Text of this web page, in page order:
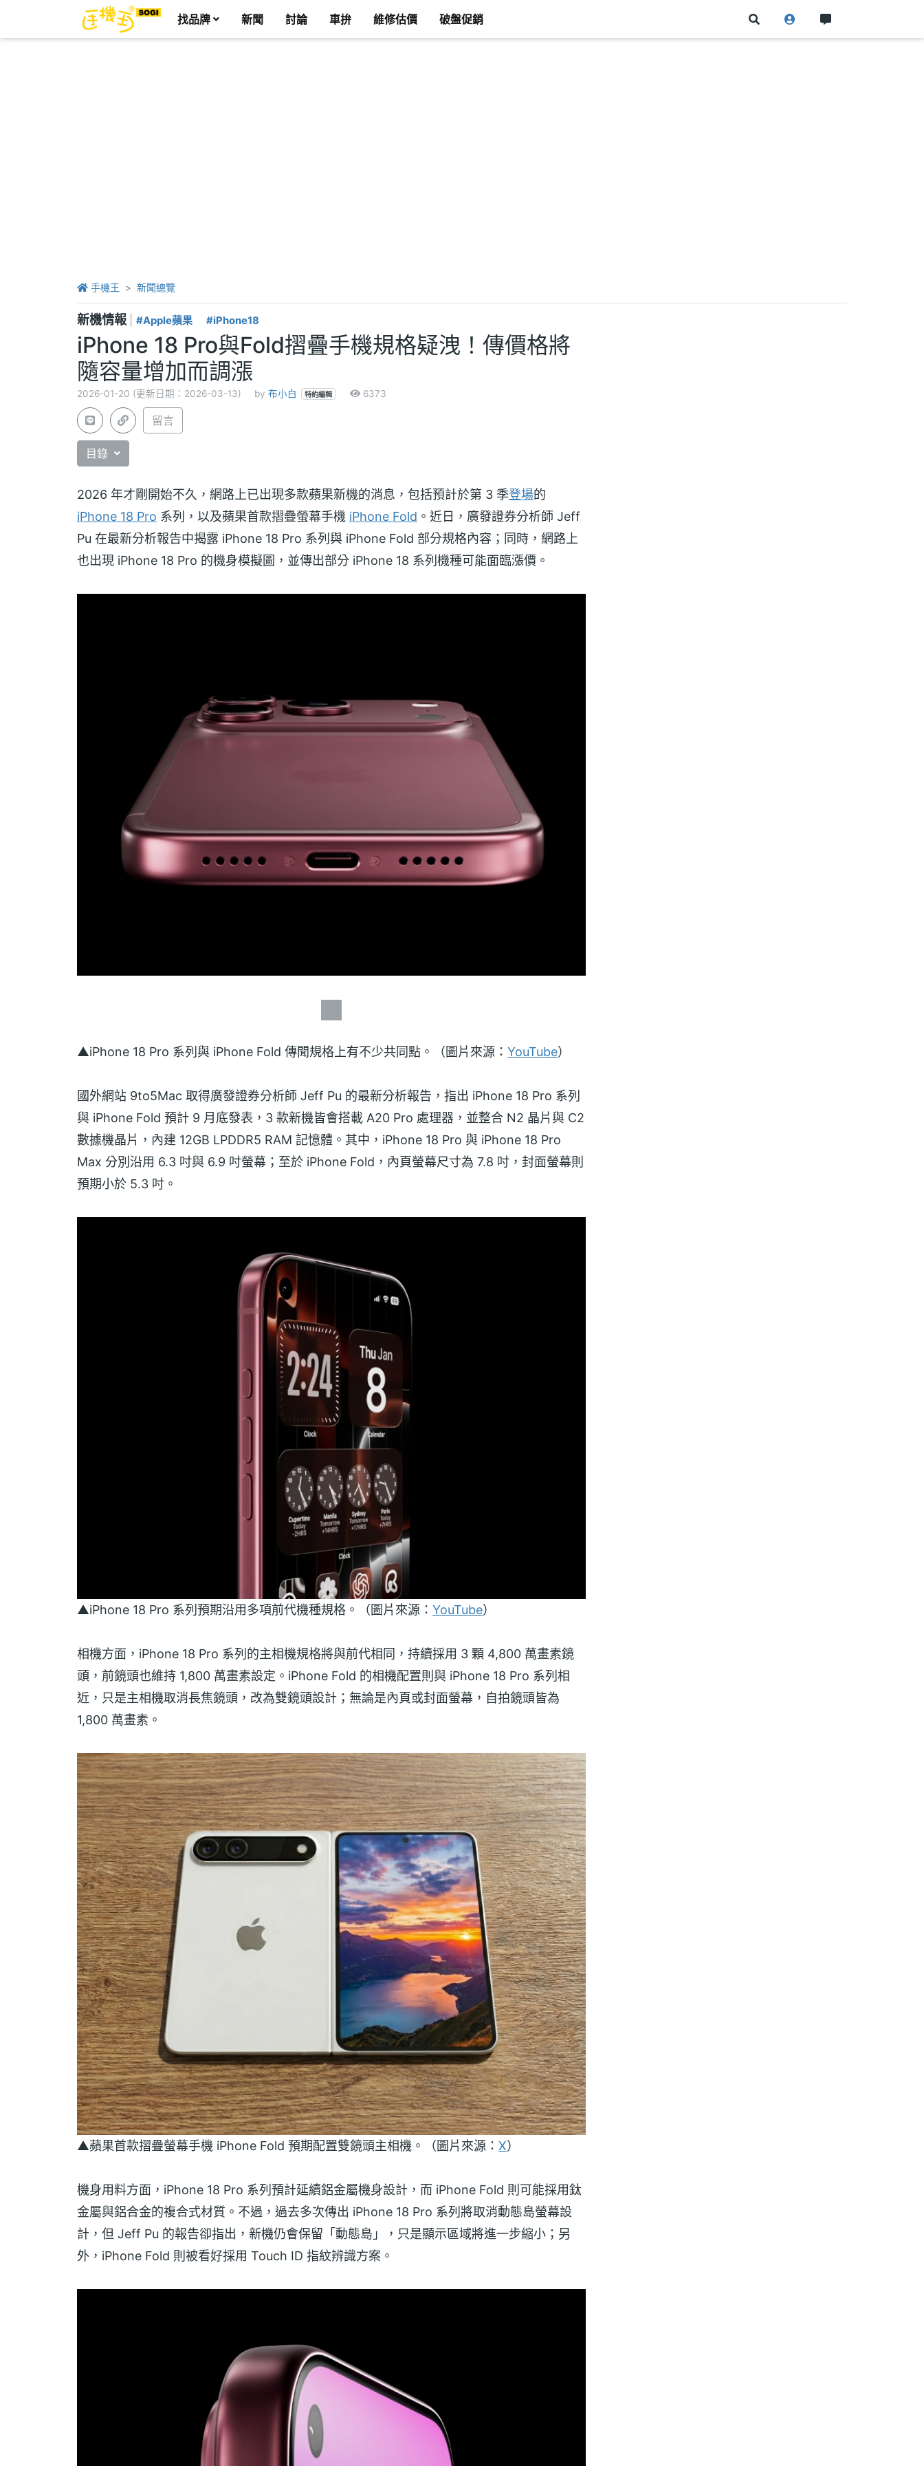
找品牌 新聞 討論 車拚 維修估價 破盤促銷
手機王 新聞總覽
新機情報 #Apple蘋果 #iPhone18
iPhone 18 Pro與Fold摺疊手機規格疑洩！傳價格將
隨容量增加而調漲
2026-01-20 (更新日期：2026-03-13) by 布小白 特約編輯 6373
留言
目錄
2026 年才剛開始不久，網路上已出現多款蘋果新機的消息，包括預計於第 3 季登場的
iPhone 18 Pro 系列，以及蘋果首款摺疊螢幕手機 iPhone Fold 。近日，廣發證券分析師 Jeff
Pu 在最新分析報告中揭露 iPhone 18 Pro 系列與 iPhone Fold 部分規格內容；同時，網路上
也出現 iPhone 18 Pro 的機身模擬圖，並傳出部分 iPhone 18 系列機種可能面臨漲價。
▲iPhone 18 Pro 系列與 iPhone Fold 傳聞規格上有不少共同點。（圖片來源： YouTube）
國外網站 9to5Mac 取得廣發證券分析師 Jeff Pu 的最新分析報告，指出 iPhone 18 Pro 系列
與 iPhone Fold 預計 9 月底發表，3 款新機皆會搭載 A20 Pro 處理器，並整合 N2 晶片與 C2
數據機晶片，內建 12GB LPDDR5 RAM 記憶體。其中，iPhone 18 Pro 與 iPhone 18 Pro
Max 分別沿用 6.3 吋與 6.9 吋螢幕；至於 iPhone Fold，內頁螢幕尺寸為 7.8 吋，封面螢幕則
預期小於 5.3 吋。
▲iPhone 18 Pro 系列預期沿用多項前代機種規格。（圖片來源： YouTube）
相機方面，iPhone 18 Pro 系列的主相機規格將與前代相同，持續採用 3 顆 4,800 萬畫素鏡
頭，前鏡頭也維持 1,800 萬畫素設定。iPhone Fold 的相機配置則與 iPhone 18 Pro 系列相
近，只是主相機取消長焦鏡頭，改為雙鏡頭設計；無論是內頁或封面螢幕，自拍鏡頭皆為
1,800 萬畫素。
▲蘋果首款摺疊螢幕手機 iPhone Fold 預期配置雙鏡頭主相機。（圖片來源： X）
機身用料方面，iPhone 18 Pro 系列預計延續鋁金屬機身設計，而 iPhone Fold 則可能採用鈦
金屬與鋁合金的複合式材質。不過，過去多次傳出 iPhone 18 Pro 系列將取消動態島螢幕設
計，但 Jeff Pu 的報告卻指出，新機仍會保留「動態島」，只是顯示區域將進一步縮小；另
外，iPhone Fold 則被看好採用 Touch ID 指紋辨識方案。